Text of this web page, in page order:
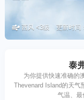
西风 <3级 更新时间
泰
为你提供快速准确的
Thevenard Island的天气
气温、